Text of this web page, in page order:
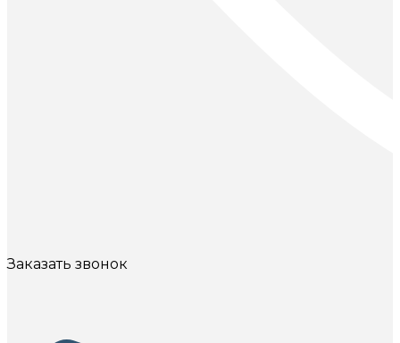
Заказать звонок